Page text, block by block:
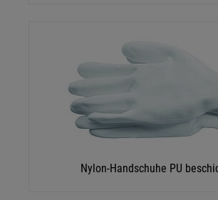
Nylon-Handschuhe PU